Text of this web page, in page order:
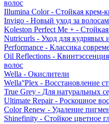
волос
Illumina Color - Стойкая крем-
Invigo - Новый уход за
Koleston Perfect Me + -
Nutricurls - Уход для кудрявых
Performance - Классика
Oil Reflections -
волос
Wella - Окислители
Wella°Plex - Восстановление
True Grey - Для натуральных
Ultimate Repair - Роскошное
Color Renew - Удаление
Shinefinity - Стойкое цветное